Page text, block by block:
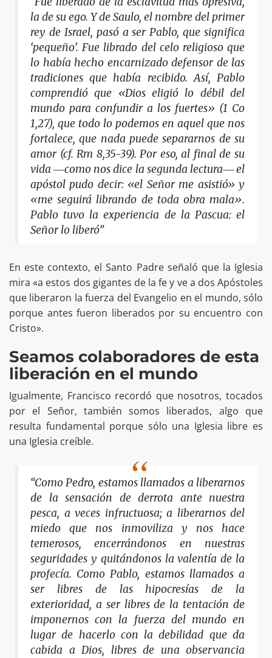
la de su ego. Y de Saulo, el nombre del primer
rey de Israel, pasó a ser Pablo, que significa
‘pequeño’. Fue librado del celo religioso que
lo había hecho encarnizado defensor de las
tradiciones que había recibido. Así, Pablo
comprendió que «Dios eligió lo débil del
mundo para confundir a los fuertes» (1 Co
1,27), que todo lo podemos en aquel que nos
fortalece, que nada puede separarnos de su
amor (cf. Rm 8,35-39). Por eso, al final de su
vida ―como nos dice la segunda lectura― el
apóstol pudo decir: «el Señor me asistió» y
«me seguirá librando de toda obra mala».
Pablo tuvo la experiencia de la Pascua: el
Señor lo liberó”
En este contexto, el Santo Padre señaló que la Iglesia
mira «a estos dos gigantes de la fe y ve a dos Apóstoles
que liberaron la fuerza del Evangelio en el mundo, sólo
porque antes fueron liberados por su encuentro con
Cristo».
Seamos colaboradores de esta
liberación en el mundo
Igualmente, Francisco recordó que nosotros, tocados
por el Señor, también somos liberados, algo que
resulta fundamental porque sólo una Iglesia libre es
una Iglesia creíble.
“Como Pedro, estamos llamados a liberarnos
de la sensación de derrota ante nuestra
pesca, a veces infructuosa; a liberarnos del
miedo que nos inmoviliza y nos hace
temerosos, encerrándonos en nuestras
seguridades y quitándonos la valentía de la
profecía. Como Pablo, estamos llamados a
ser libres de las hipocresías de la
exterioridad, a ser libres de la tentación de
imponernos con la fuerza del mundo en
lugar de hacerlo con la debilidad que da
cabida a Dios, libres de una observancia